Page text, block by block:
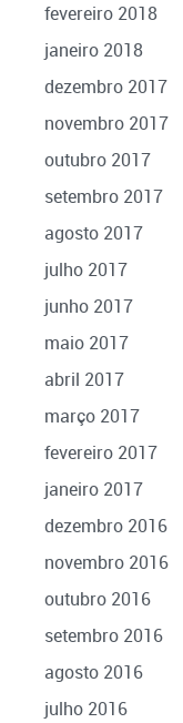
fevereiro 2018
janeiro 2018
dezembro 2017
novembro 2017
outubro 2017
setembro 2017
agosto 2017
julho 2017
junho 2017
maio 2017
abril 2017
março 2017
fevereiro 2017
janeiro 2017
dezembro 2016
novembro 2016
outubro 2016
setembro 2016
agosto 2016
julho 2016